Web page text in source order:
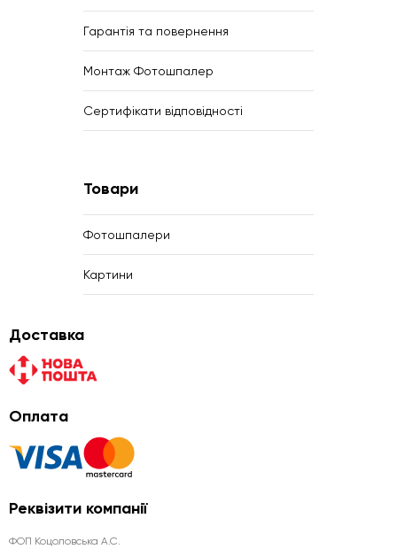
Гарантія та повернення
Монтаж Фотошпалер
Сертифікати відповідності
Товари
Фотошпалери
Картини
Доставка
Оплата
Реквізити компанії
ФОП Коцоловська А.С.